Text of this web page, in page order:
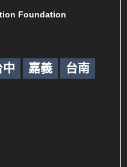
Foundation
中 嘉義 台南